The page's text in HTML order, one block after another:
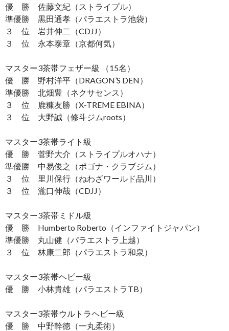
優 勝 佐藤文紀（ストライプル）
準優勝 黒田通孝（パラエストラ池袋）
３ 位 岩井伸二（CDJJ）
３ 位 永本泰章（京都何気）
マスター3茶帯フェザー級 （15名）
優 勝 野村洋平（DRAGON’S DEN）
準優勝 北畑豊（ネクサセンス）
３ 位 鹿糠友勝（X-TREME EBINA）
３ 位 大野誠（修斗ジムroots）
マスター3茶帯ライト級
優 勝 菅野大介（ストライプルオハナ）
準優勝 中易俊之（ポゴナ・クラブジム）
３ 位 里川保行（ねわざワールド品川）
３ 位 瀧口伸哉（CDJJ）
マスター3茶帯ミドル級
優 勝 Humberto Roberto（インファイトジャパン）
準優勝 丸山健（パラエストラ上越）
３ 位 林康二郎（パラエストラ和泉）
マスター3茶帯ヘビー級
優 勝 小林貴雄（パラエストラTB）
マスター3茶帯ウルトラヘビー級
優 勝 中野幹徳（一丸柔術）